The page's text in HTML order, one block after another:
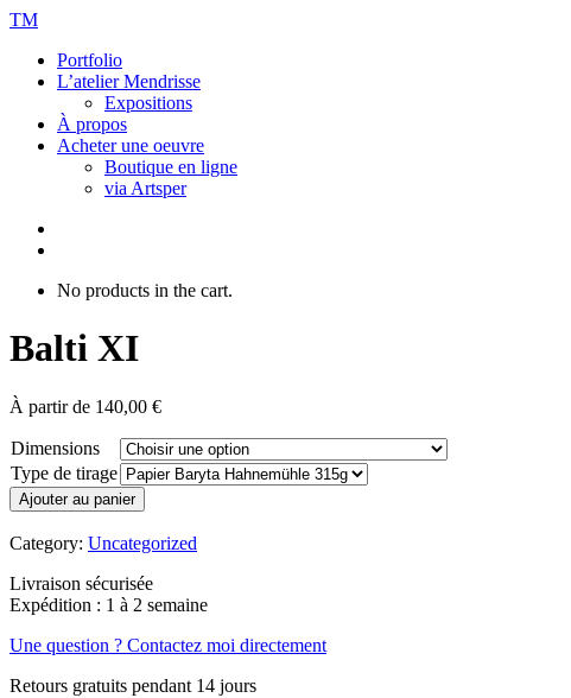
TM
Portfolio
L’atelier Mendrisse
Expositions
À propos
Acheter une oeuvre
Boutique en ligne
via Artsper
No products in the cart.
Balti XI
À partir de 140,00 €
Dimensions
Type de tirage
Ajouter au panier
Category: Uncategorized
Livraison sécurisée
Expédition : 1 à 2 semaine
Une question ? Contactez moi directement
Retours gratuits pendant 14 jours